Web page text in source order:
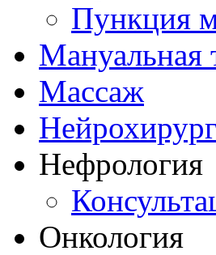
Пункция
Мануальная
Массаж
Нефрология
Онкология